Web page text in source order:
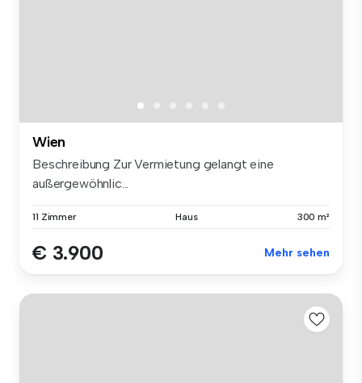
Wien
Beschreibung Zur Vermietung gelangt eine
außergewöhnlic...
11 Zimmer Haus 300 m²
€ 3.900 Mehr sehen